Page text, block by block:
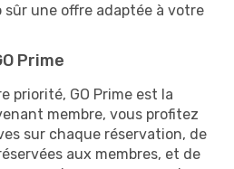
une offre adaptée à votre
Prime
priorité, GO Prime est la
membre, vous profitez
sur chaque réservation, de
aux membres, et de